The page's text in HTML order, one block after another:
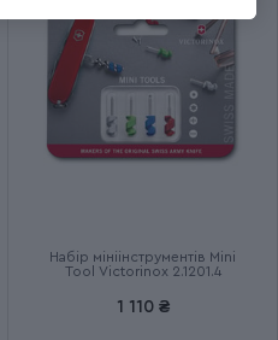
EVOWOOD 10
Серійний
Швейцарія
Набір мініінструментів Mini
Tool Victorinox 2.1201.4
1 110 ₴